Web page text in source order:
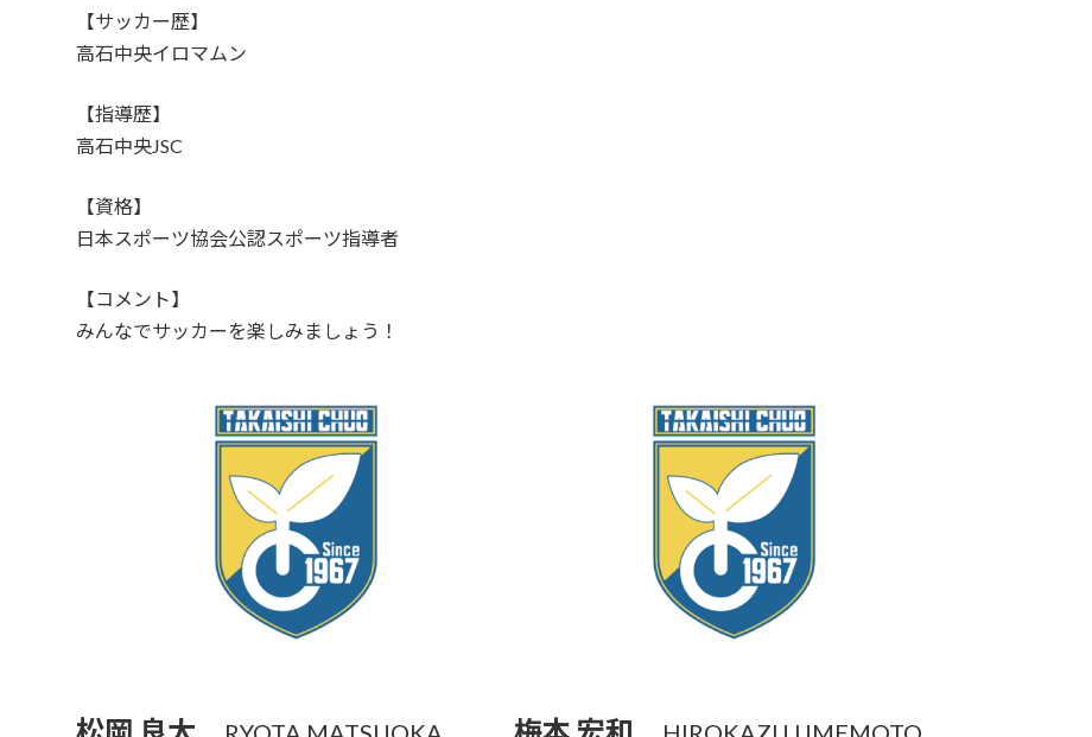
【サッカー歴】
高石中央イロマムン
【指導歴】
高石中央JSC
【資格】
日本スポーツ協会公認スポーツ指導者
【コメント】
みんなでサッカーを楽しみましょう！
松岡 良太 梅本 宏和